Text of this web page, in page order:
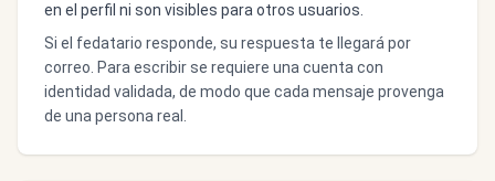
en el perfil ni son visibles para otros usuarios.
Si el fedatario responde, su respuesta te llegará por
correo. Para escribir se requiere una cuenta con
identidad validada, de modo que cada mensaje provenga
de una persona real.